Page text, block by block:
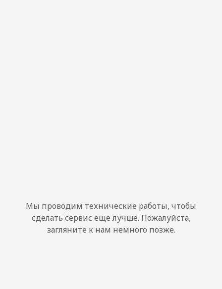
Мы проводим технические работы, чтобы
сделать сервис еще лучше. Пожалуйста,
загляните к нам немного позже.